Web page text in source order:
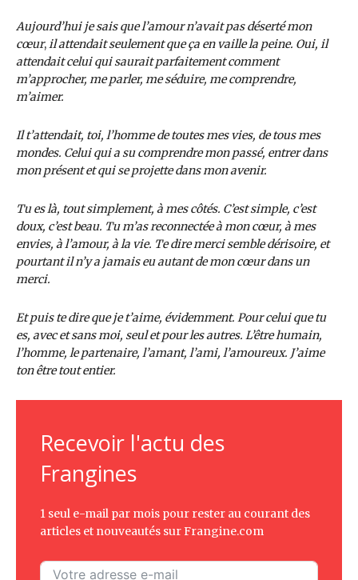
Aujourd’hui je sais que l’amour n’avait pas déserté mon
cœur,il attendait seulement que ça en vaille la peine. Oui, il
attendait celui qui saurait parfaitement comment
m’approcher, me parler, me séduire, me comprendre,
m’aimer.
Il t’attendait, toi, l’homme de toutes mes vies, de tous mes
mondes. Celui qui a su comprendre mon passé, entrer dans
mon présent et qui se projette dans mon avenir.
Tu es là, tout simplement, à mes côtés. C’est simple, c’est
doux, c’est beau. Tu m’as reconnectée à mon cœur, à mes
envies, à l’amour, à la vie. Te dire merci semble dérisoire, et
pourtant il n’y a jamais eu autant de mon cœur dans un
merci.
Et puis te dire que je t’aime, évidemment. Pour celui que tu
es, avec et sans moi, seul et pour les autres. L’être humain,
l’homme, le partenaire, l’amant, l’ami, l’amoureux. J’aime
ton être tout entier.
Recevoir l'actu des
Frangines
1 seul e-mail par mois pour rester au courant des
articles et nouveautés sur Frangine.com